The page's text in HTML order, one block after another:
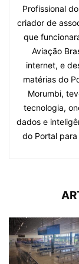
Profissional
criador de
que
Aviação
internet, e
matérias do
Morumbi,
tecnologia,
dados e
do Portal